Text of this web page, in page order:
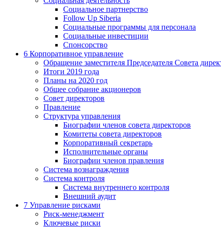
Социальное партнерство
Follow Up Siberia
Социальные программы для персонала
Социальные инвестиции
Спонсорство
6 Корпоративное управление
Обращение заместителя Председателя Совета
Итоги 2019 года
Планы на 2020 год
Общее собрание акционеров
Совет директоров
Правление
Структура управления
Биографии членов совета директоров
Комитеты совета директоров
Корпоративный секретарь
Исполнительные органы
Биографии членов правления
Система вознаграждения
Система контроля
Система внутреннего контроля
Внешний аудит
7 Управление рисками
Риск-менеджмент
Ключевые риски